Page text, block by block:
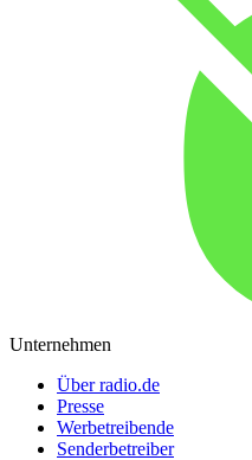
Unternehmen
Über radio.de
Presse
Werbetreibende
Senderbetreiber